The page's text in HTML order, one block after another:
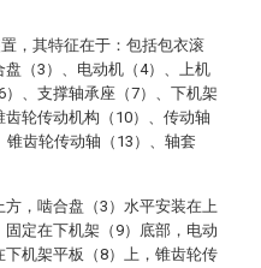
，其特征在于：包括包衣滚
（3）、电动机（4）、上机
、支撑轴承座（7）、下机架
轮传动机构（10）、传动轴
锥齿轮传动轴（13）、轴套
，啮合盘（3）水平安装在上
定在下机架（9）底部，电动
机架平板（8）上，锥齿轮传